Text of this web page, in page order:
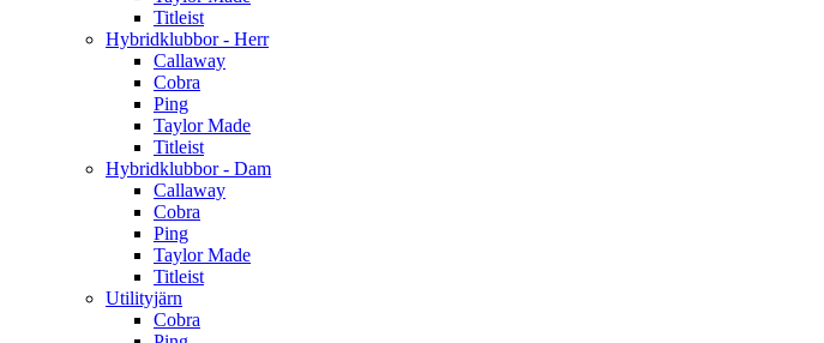
Titleist
Hybridklubbor - Herr
Callaway
Cobra
Ping
Taylor Made
Titleist
Hybridklubbor - Dam
Callaway
Cobra
Ping
Taylor Made
Titleist
Utilityjärn
Cobra